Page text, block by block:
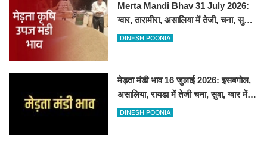
Merta Mandi Bhav 31 July 2026:
ग्वार, तारामीरा, असालिया में तेजी, चना, सुवा,
रायड़ा मंदे बिके
DINESH POONIA
मेड़ता मंडी भाव 16 जुलाई 2026: इसबगोल,
असालिया, रायडा में तेजी चना, सुवा, ग्वार में
आई गिरावट
DINESH POONIA